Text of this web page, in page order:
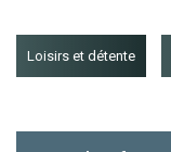
Loisirs et détente